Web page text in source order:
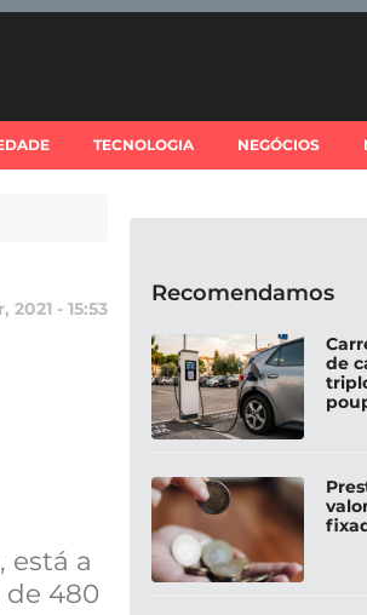
TECNOLOGIA NEGÓCIOS
2021 - 15:53
está a
480
Recomendamos
de